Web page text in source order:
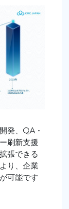
発、QA・
刷新支援
張できる
り、企業
可能です